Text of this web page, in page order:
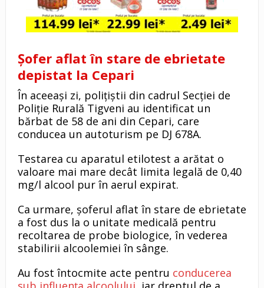
Șofer aflat în stare de ebrietate
depistat la Cepari
În aceeași zi, polițiștii din cadrul Secției de
Poliție Rurală Tigveni au identificat un
bărbat de 58 de ani din Cepari, care
conducea un autoturism pe DJ 678A.
Testarea cu aparatul etilotest a arătat o
valoare mai mare decât limita legală de 0,40
mg/l alcool pur în aerul expirat.
Ca urmare, șoferul aflat în stare de ebrietate
a fost dus la o unitate medicală pentru
recoltarea de probe biologice, în vederea
stabilirii alcoolemiei în sânge.
Au fost întocmite acte pentru conducerea